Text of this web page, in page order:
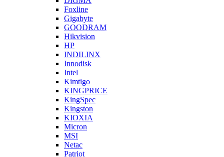
Foxline
Gigabyte
GOODRAM
Hikvision
HP
INDILINX
Innodisk
Intel
Kimtigo
KINGPRICE
KingSpec
Kingston
KIOXIA
Micron
MSI
Netac
Patriot